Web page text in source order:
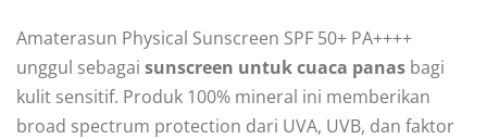
Amaterasun Physical Sunscreen SPF 50+ PA++++
unggul sebagai sunscreen untuk cuaca panas bagi
kulit sensitif. Produk 100% mineral ini memberikan
broad spectrum protection dari UVA, UVB, dan faktor